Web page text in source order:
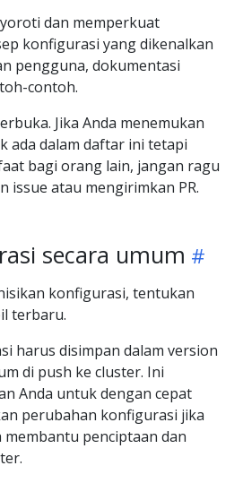
dan memperkuat
konfigurasi yang dikenalkan
pengguna, dokumentasi
contoh.
Jika Anda menemukan
ada dalam daftar ini tetapi
bagi orang lain, jangan ragu
issue atau mengirimkan PR.
secara umum
konfigurasi, tentukan
terbaru.
harus disimpan dalam version
di push ke cluster. Ini
Anda untuk dengan cepat
perubahan konfigurasi jika
membantu penciptaan dan